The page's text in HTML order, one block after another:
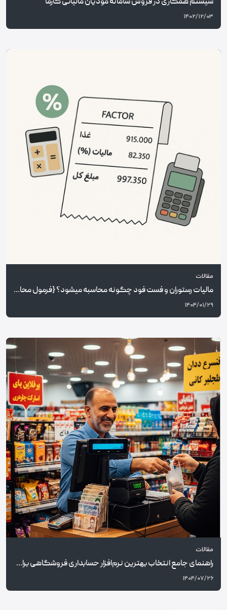
۱۴۰۲/۱۲/۰۳
مقالات
مالیات رستوران و فست فود چگونه محاسبه میشود؟ {فرمول محاسبه ارزش افزوده}
۱۴۰۴/۰۱/۲۹
مقالات
راهنمای جامع انتخاب بهترین نرم‌افزار حسابداری فروشگاهی برای سوپرمارکت‌ها و فروشگاه‌های مواد غذایی در سال ۱۴۰۴
۱۴۰۴/۰۷/۲۶